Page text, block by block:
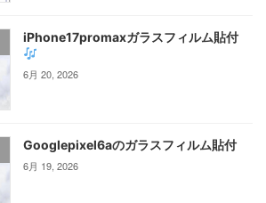
iPhone17promaxガラスフィルム貼付
6月 20, 2026
Googlepixel6aのガラスフィルム貼付
6月 19, 2026